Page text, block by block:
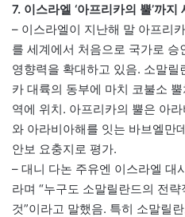
7. 이스라엘 ‘아프리카의 뿔’까지
– 이스라엘이 지난해 말 아프리
를 세계에서 처음으로 국가로
영향력을 확대하고 있음. 소말
카 대륙의 동부에 마치 코불소 뿔
역에 위치. 아프리카의 뿔은 아
와 아라비아해를 잇는 바브엘만
안보 요충지로 평가.
– 대니 다논 주유엔 이스라엘 대
라며 “누구도 소말릴란드의 전
것”이라고 말했음. 특히 소말릴